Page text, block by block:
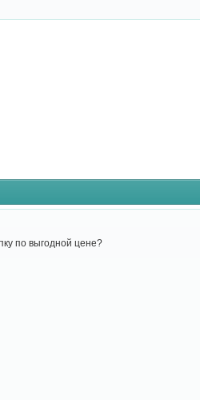
по выгодной цене?